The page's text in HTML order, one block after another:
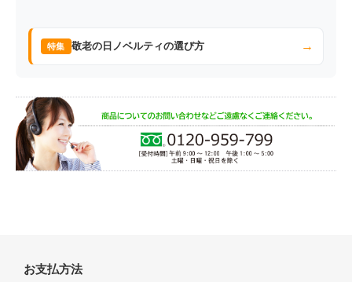
特集 敬老の日ノベルティの選び方 →
お支払方法